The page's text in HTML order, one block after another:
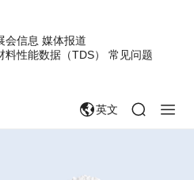
会信息 媒体报道
料性能数据（TDS） 常见问题
英文